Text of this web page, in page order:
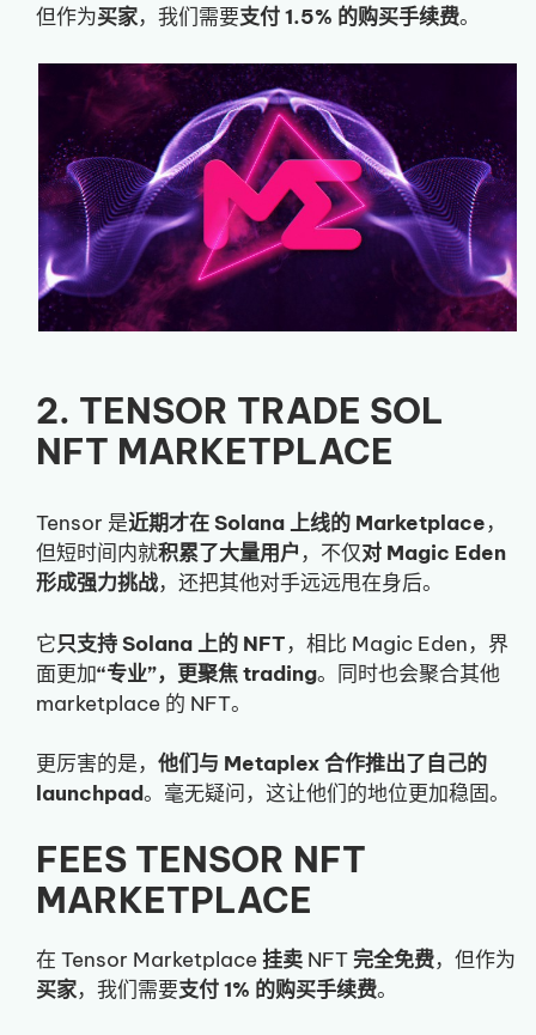
但作为买家，我们需要支付 1.5% 的购买手续费。
2. TENSOR TRADE SOL
NFT MARKETPLACE
Tensor 是近期才在 Solana 上线的 Marketplace，
但短时间内就积累了大量用户 ，不仅对 Magic Eden
形成强力挑战，还把其他对手远远甩在身后。
它只支持 Solana 上的 NFT，相比 Magic Eden，界
面更加“专业”，更聚焦 trading。同时也会聚合其他
marketplace 的 NFT。
更厉害的是， 他们与 Metaplex 合作推出了自己的
launchpad。毫无疑问，这让他们的地位更加稳固。
FEES TENSOR NFT
MARKETPLACE
在 Tensor Marketplace挂卖 NFT完全免费，但作为
买家，我们需要支付 1% 的购买手续费。